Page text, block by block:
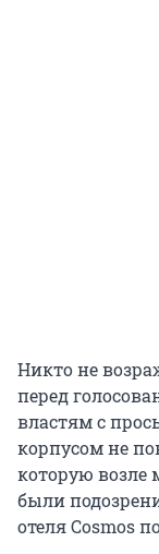
Никто не
перед
властям с
корпусом не
которую возле
были
отеля Cosmos